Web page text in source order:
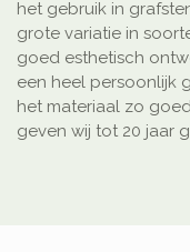
het gebruik in
grote variatie in
goed esthetisch
een heel persoonlijk
het materiaal zo
geven wij tot 20 jaar